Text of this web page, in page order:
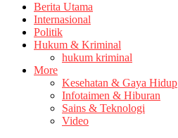
Berita Utama
Internasional
Politik
Hukum & Kriminal
hukum kriminal
More
Kesehatan & Gaya Hidup
Infotaimen & Hiburan
Sains & Teknologi
Video